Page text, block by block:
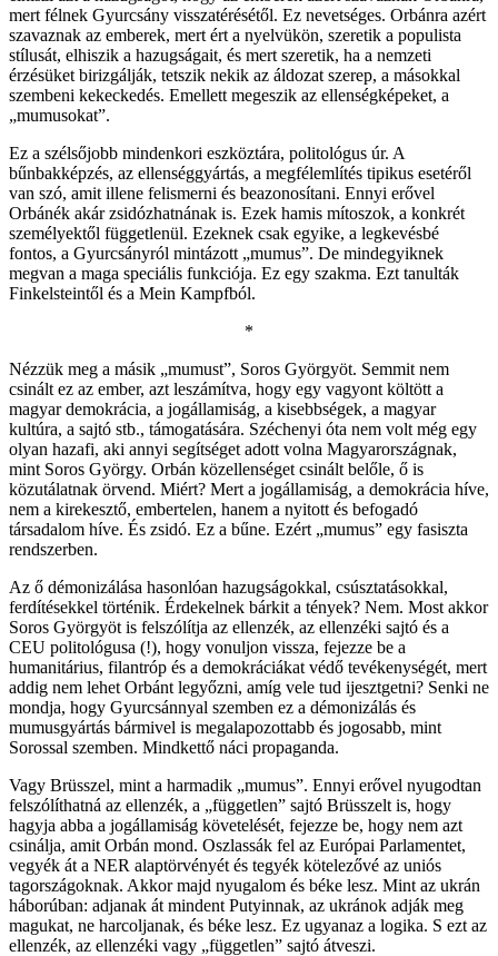
mert félnek Gyurcsány visszatérésétől. Ez nevetséges. Orbánra azért
szavaznak az emberek, mert ért a nyelvükön, szeretik a populista
stílusát, elhiszik a hazugságait, és mert szeretik, ha a nemzeti
érzésüket birizgálják, tetszik nekik az áldozat szerep, a másokkal
szembeni kekeckedés. Emellett megeszik az ellenségképeket, a
„mumusokat”.
Ez a szélsőjobb mindenkori eszköztára, politológus úr. A
bűnbakképzés, az ellenséggyártás, a megfélemlítés tipikus esetéről
van szó, amit illene felismerni és beazonosítani. Ennyi erővel
Orbánék akár zsidózhatnának is. Ezek hamis mítoszok, a konkrét
személyektől függetlenül. Ezeknek csak egyike, a legkevésbé
fontos, a Gyurcsányról mintázott „mumus”. De mindegyiknek
megvan a maga speciális funkciója. Ez egy szakma. Ezt tanulták
Finkelsteintől és a Mein Kampfból.
*
Nézzük meg a másik „mumust”, Soros Györgyöt. Semmit nem
csinált ez az ember, azt leszámítva, hogy egy vagyont költött a
magyar demokrácia, a jogállamiság, a kisebbségek, a magyar
kultúra, a sajtó stb., támogatására. Széchenyi óta nem volt még egy
olyan hazafi, aki annyi segítséget adott volna Magyarországnak,
mint Soros György. Orbán közellenséget csinált belőle, ő is
közutálatnak örvend. Miért? Mert a jogállamiság, a demokrácia híve,
nem a kirekesztő, embertelen, hanem a nyitott és befogadó
társadalom híve. És zsidó. Ez a bűne. Ezért „mumus” egy fasiszta
rendszerben.
Az ő démonizálása hasonlóan hazugságokkal, csúsztatásokkal,
ferdítésekkel történik. Érdekelnek bárkit a tények? Nem. Most akkor
Soros Györgyöt is felszólítja az ellenzék, az ellenzéki sajtó és a
CEU politológusa (!), hogy vonuljon vissza, fejezze be a
humanitárius, filantróp és a demokráciákat védő tevékenységét, mert
addig nem lehet Orbánt legyőzni, amíg vele tud ijesztgetni? Senki ne
mondja, hogy Gyurcsánnyal szemben ez a démonizálás és
mumusgyártás bármivel is megalapozottabb és jogosabb, mint
Sorossal szemben. Mindkettő náci propaganda.
Vagy Brüsszel, mint a harmadik „mumus”. Ennyi erővel nyugodtan
felszólíthatná az ellenzék, a „független” sajtó Brüsszelt is, hogy
hagyja abba a jogállamiság követelését, fejezze be, hogy nem azt
csinálja, amit Orbán mond. Oszlassák fel az Európai Parlamentet,
vegyék át a NER alaptörvényét és tegyék kötelezővé az uniós
tagországoknak. Akkor majd nyugalom és béke lesz. Mint az ukrán
háborúban: adjanak át mindent Putyinnak, az ukránok adják meg
magukat, ne harcoljanak, és béke lesz. Ez ugyanaz a logika. S ezt az
ellenzék, az ellenzéki vagy „független” sajtó átveszi.